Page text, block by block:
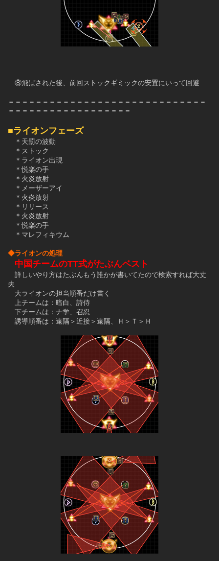
⑧飛ばされた後、前回ストックギミックの安置にいって回避
＝＝＝＝＝＝＝＝＝＝＝＝＝＝＝＝＝＝＝＝＝＝＝＝＝＝＝＝＝
＝＝＝＝＝＝＝＝＝＝＝＝＝＝＝＝＝＝
■ライオンフェーズ
＊天罰の波動
＊ストック
＊ライオン出現
＊悦楽の手
＊火炎放射
＊メーザーアイ
＊火炎放射
＊リリース
＊火炎放射
＊悦楽の手
＊マレフィキウム
◆ライオンの処理
中国チームのTT式がたぶんベスト
詳しいやり方はたぶんもう誰かが書いてたので検索すれば大丈
夫
大ライオンの担当順番だけ書く
上チームは：暗白、詩侍
下チームは：ナ学、召忍
誘導順番は：遠隔＞近接＞遠隔、Ｈ＞Ｔ＞Ｈ